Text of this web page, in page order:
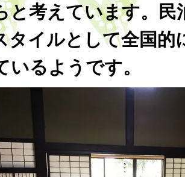
と考えています。民
タイルとして全国的
いるようです。